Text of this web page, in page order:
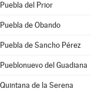
Puebla del Prior
Puebla de Obando
Puebla de Sancho Pérez
Pueblonuevo del Guadiana
Quintana de la Serena